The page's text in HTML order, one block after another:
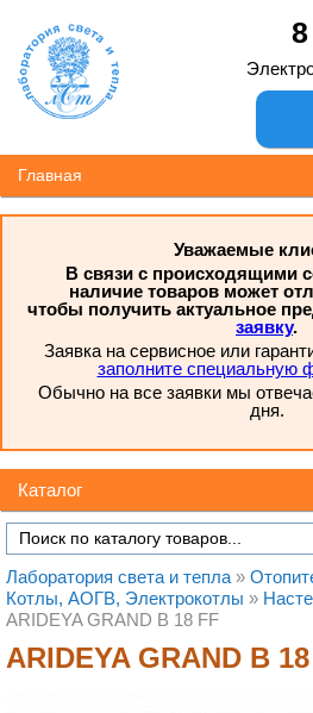
Главная
Уважаемые
В связи с происходящими
наличие товаров может
чтобы получить актуальное
заявку.
Заявка на сервисное или
заполните специальную
Обычно на все заявки мы
дня.
Каталог
Лаборатория света и тепла »
Котлы, АОГВ, Электрокотлы »
ARIDEYA GRAND B 18 FF
ARIDEYA GRAND B